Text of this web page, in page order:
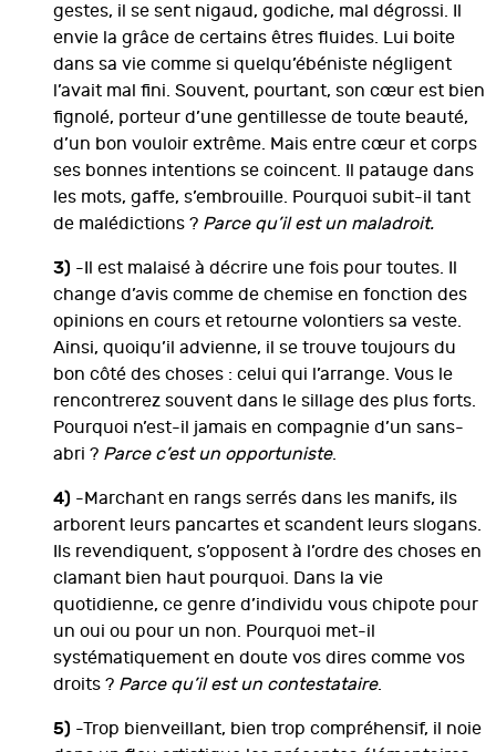
gestes, il se sent nigaud, godiche, mal dégrossi. Il
envie la grâce de certains êtres fluides. Lui boite
dans sa vie comme si quelqu’ébéniste négligent
l’avait mal fini. Souvent, pourtant, son cœur est bien
fignolé, porteur d’une gentillesse de toute beauté,
d’un bon vouloir extrême. Mais entre cœur et corps
ses bonnes intentions se coincent. Il patauge dans
les mots, gaffe, s’embrouille. Pourquoi subit-il tant
de malédictions ? Parce qu’il est un maladroit.
3) -Il est malaisé à décrire une fois pour toutes. Il
change d’avis comme de chemise en fonction des
opinions en cours et retourne volontiers sa veste.
Ainsi, quoiqu’il advienne, il se trouve toujours du
bon côté des choses : celui qui l’arrange. Vous le
rencontrerez souvent dans le sillage des plus forts.
Pourquoi n’est-il jamais en compagnie d’un sans-
abri ? Parce c’est un opportuniste.
4) -Marchant en rangs serrés dans les manifs, ils
arborent leurs pancartes et scandent leurs slogans.
Ils revendiquent, s’opposent à l’ordre des choses en
clamant bien haut pourquoi. Dans la vie
quotidienne, ce genre d’individu vous chipote pour
un oui ou pour un non. Pourquoi met-il
systématiquement en doute vos dires comme vos
droits ? Parce qu’il est un contestataire.
5) -Trop bienveillant, bien trop compréhensif, il noie